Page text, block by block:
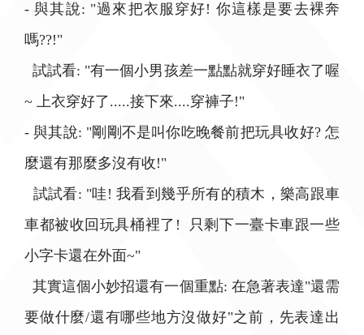
- 與其說: "過來把衣服穿好! 你這樣是要去裸奔
嗎??!"
試試看: "有一個小男孩差一點點就穿好睡衣了喔
~ 上衣穿好了.....接下來....穿褲子!"
- 與其說: "剛剛不是叫你吃晚餐前把玩具收好? 怎
麼還有那麼多沒有收!"
試試看: "哇! 我看到幾乎所有的積木，樂高跟車
車都被收回玩具桶裡了! 只剩下一臺卡車跟一些
小字卡還在外面~"
其實這個小妙招還有一個重點: 在急著表達"還需
要做什麼/還有哪些地方沒做好"之前，先表達出